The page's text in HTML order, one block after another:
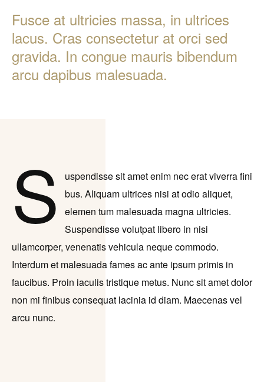
Fusce at ultricies massa, in ultrices
lacus. Cras consectetur at orci sed
gravida. In congue mauris bibendum
arcu dapibus malesuada.
S
uspendisse sit amet enim nec erat viverra fini
bus. Aliquam ultrices nisi at odio aliquet,
elemen tum malesuada magna ultricies.
Suspendisse volutpat libero in nisi
ullamcorper, venenatis vehicula neque commodo.
Interdum et malesuada fames ac ante ipsum primis in
faucibus. Proin iaculis tristique metus. Nunc sit amet dolor
non mi finibus consequat lacinia id diam. Maecenas vel
arcu nunc.